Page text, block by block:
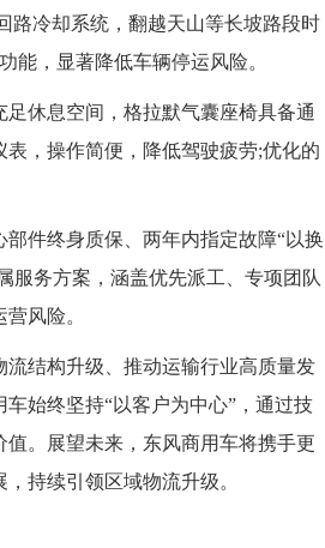
路冷却系统，翻越天山等长坡路段时
能，显著降低车辆停运风险。
休息空间，格拉默气囊座椅具备通
，操作简便，降低驾驶疲劳;优化的
件终身质保、两年内指定故障“以换
服务方案，涵盖优先派工、专项团队
风险。
结构升级、推动运输行业高质量发
始终坚持“以客户为中心”，通过技
。展望未来，东风商用车将携手更
持续引领区域物流升级。